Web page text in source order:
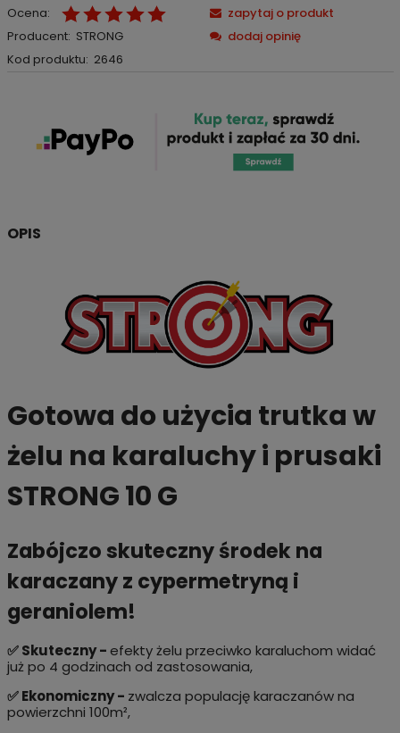
Ocena:
Producent: STRONG
Kod produktu: 2646
zapytaj o produkt
dodaj opinię
OPIS
Gotowa do użycia trutka w
żelu na karaluchy i prusaki
STRONG 10 G
Zabójczo skuteczny środek na
karaczany z cypermetryną i
geraniolem!
✅ Skuteczny -efekty żelu przeciwko karaluchom widać
już po 4 godzinach od zastosowania,
✅ Ekonomiczny - zwalcza populację karaczanów na
powierzchni 100m²,